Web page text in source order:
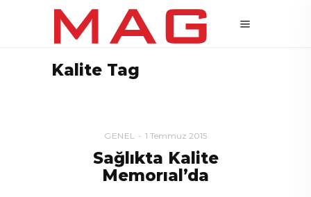
Kalite Tag
GENEL 1 Temmuz 2015
Sağlıkta Kalite
Memorıal’da